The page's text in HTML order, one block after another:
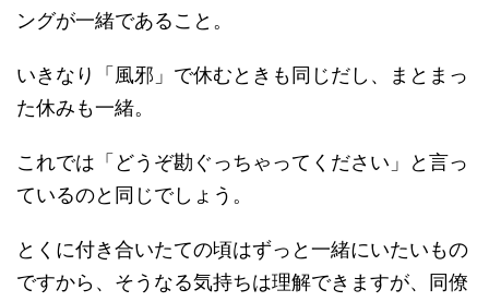
ングが一緒であること。
いきなり「風邪」で休むときも同じだし、まとまっ
た休みも一緒。
これでは「どうぞ勘ぐっちゃってください」と言っ
ているのと同じでしょう。
とくに付き合いたての頃はずっと一緒にいたいもの
ですから、そうなる気持ちは理解できますが、同僚